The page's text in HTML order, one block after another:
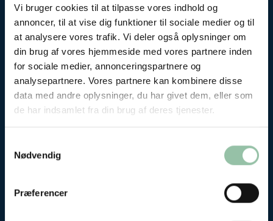
Vi bruger cookies til at tilpasse vores indhold og
annoncer, til at vise dig funktioner til sociale medier og til
at analysere vores trafik. Vi deler også oplysninger om
din brug af vores hjemmeside med vores partnere inden
for sociale medier, annonceringspartnere og
analysepartnere. Vores partnere kan kombinere disse
data med andre oplysninger, du har givet dem, eller som
de har indsamlet fra din brug af deres tjenester.
Nødvendig
Præferencer
Måske er du også interesseret i disse
fødevarer...
Kød